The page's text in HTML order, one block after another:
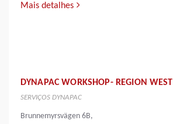
Mais detalhes
DYNAPAC WORKSHOP- REGION WEST
SERVIÇOS DYNAPAC
Brunnemyrsvägen 6B,